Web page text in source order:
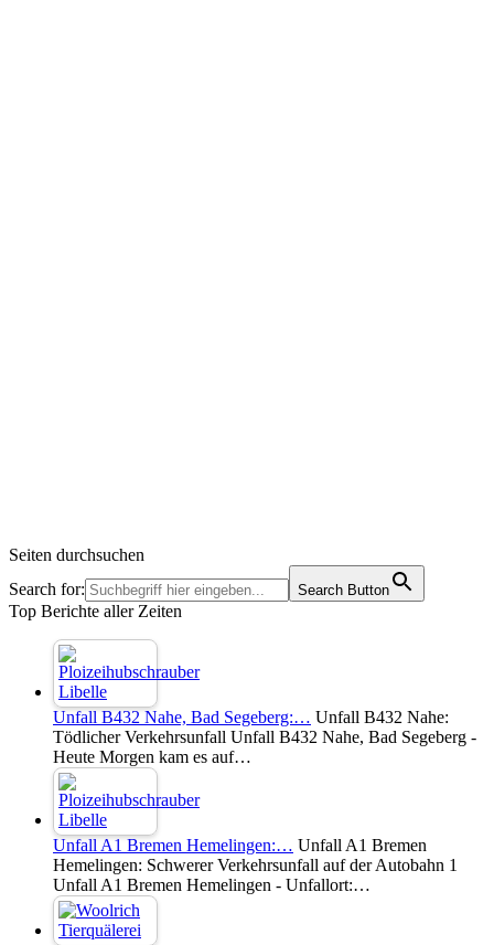
Seiten durchsuchen
Search for:
Search Button
Top Berichte aller Zeiten
Unfall B432 Nahe, Bad Segeberg:… Unfall B432 Nahe:
Tödlicher Verkehrsunfall Unfall B432 Nahe, Bad Segeberg -
Heute Morgen kam es auf…
Unfall A1 Bremen Hemelingen:… Unfall A1 Bremen
Hemelingen: Schwerer Verkehrsunfall auf der Autobahn 1
Unfall A1 Bremen Hemelingen - Unfallort:…